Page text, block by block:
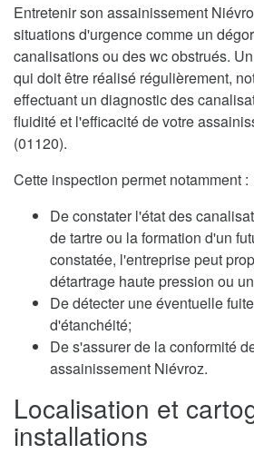
Entretenir son assainissement
situations d'urgence comme un
canalisations ou des wc obstrués.
qui doit être réalisé régulièrement,
effectuant un diagnostic des
fluidité et l'efficacité de votre
(01120).
Cette inspection permet notamment :
De constater l'état des
de tartre ou la formation d'un
constatée, l'entreprise peut
détartrage haute pression ou
De détecter une éventuelle
d'étanchéité;
De s'assurer de la conformité
assainissement Niévroz.
Localisation et
installations